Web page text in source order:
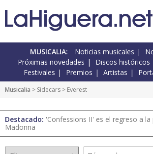
MUSICALIA: Noticias musicales
Próximas novedades
Discos históricos
Festivales
Premios Artistas
Musicalia > Sidecars > Everest
Destacado: 'Confessions II' es el regreso a la
Madonna